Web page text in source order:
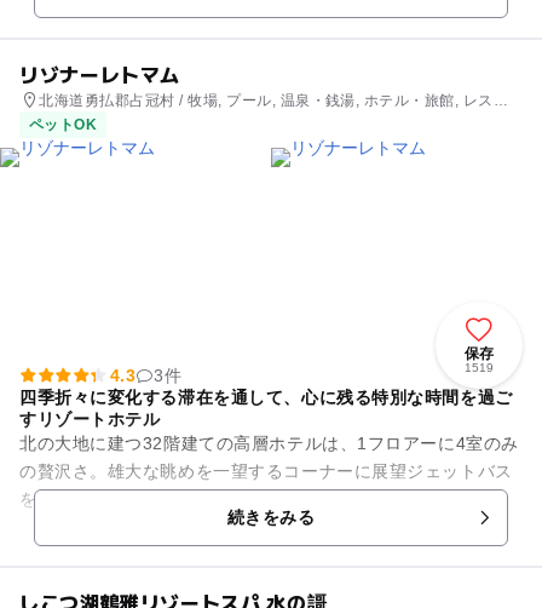
リゾナーレトマム
北海道勇払郡占冠村 / 牧場, プール, 温泉・銭湯, ホテル・旅館, レスト
ラン・カフェ
ペットOK
保存
1519
4.3
3件
四季折々に変化する滞在を通して、心に残る特別な時間を過ご
すリゾートホテル
北の大地に建つ32階建ての高層ホテルは、1フロアーに4室のみ
の贅沢さ。雄大な眺めを一望するコーナーに展望ジェットバス
を備えた100平米のスイートルームです。絶景を眺める雲海テ
続きをみる
しこつ湖鶴雅リゾートスパ 水の謌